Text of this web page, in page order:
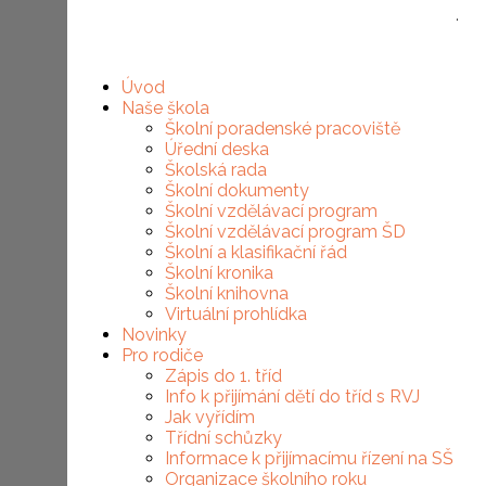
·
Úvod
Naše škola
Školní poradenské pracoviště
Úřední deska
Školská rada
Školní dokumenty
Školní vzdělávací program
Školní vzdělávací program ŠD
Školní a klasifikační řád
Školní kronika
Školní knihovna
Virtuální prohlídka
Novinky
Pro rodiče
Zápis do 1. tříd
Info k přijímání dětí do tříd s RVJ
Jak vyřídím
Třídní schůzky
Informace k přijímacímu řízení na SŠ
Organizace školního roku